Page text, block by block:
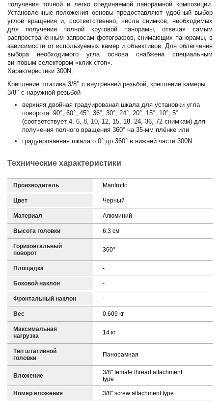
получения точной и легко соединяемой панорамной композиции.
Установленные положения основы предоставляют удобный выбор
углов вращения и, соответственно, числа снимков, необходимых
для получения полной круговой панорамы, отвечая самым
распространённым запросам фотографов, снимающих панорамы, в
зависимости от используемых камер и объективов. Для облегчения
выбора необходимого угла основа снабжена специальным
винтовым селектором «клик-стоп».
Характеристики 300N:
Крепление штатива 3/8’’ с внутренней резьбой, крепление камеры
3/8’’ с наружной резьбой
верхняя двойная градуированая шкала для установки угла
поворота: 90°, 60°, 45°, 36°, 30°, 24°, 20°, 15°, 10°, 5°
(соответствует 4, 6, 8, 10, 12, 15, 18, 24, 36, 72 снимкам) для
получения полного вращения 360° на 35-мм плёнке или
градуированная шкала о 0° до 360° в нижней части 300N
Технические характеристики
Производитель Manfrotto
Цвет Черный
Материал Алюминий
Высота головки 6.3 см
Горизонтальный
поворот
360°
Площадка -
Боковой наклон -
Фронтальный наклон -
Вес 0.609 кг
Максимальная
нагрузка
14 кг
Тип штативной
головки
Панорамная
Вложение
3/8'' female thread attachment
type
Номер вложения 3/8'' screw attachment type